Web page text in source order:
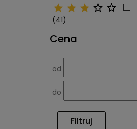
(41)
Cena
od
do
Filtruj